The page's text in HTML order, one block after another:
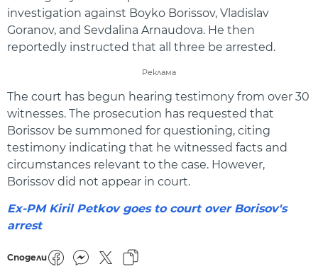
investigation against Boyko Borissov, Vladislav
Goranov, and Sevdalina Arnaudova. He then
reportedly instructed that all three be arrested.
Реклама
The court has begun hearing testimony from over 30
witnesses. The prosecution has requested that
Borissov be summoned for questioning, citing
testimony indicating that he witnessed facts and
circumstances relevant to the case. However,
Borissov did not appear in court.
Ex-PM Kiril Petkov goes to court over Borisov's
arrest
Сподели